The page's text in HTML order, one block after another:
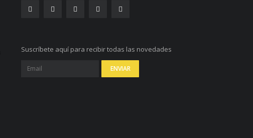
Suscríbete aquí para recibir todas las novedades